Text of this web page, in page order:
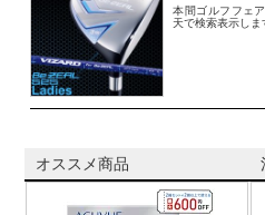
本間ゴルフフェ
天で検索表示しま
オススメ商品